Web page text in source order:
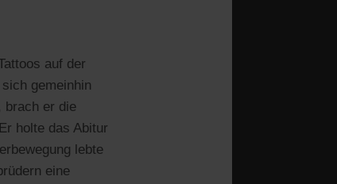
auf der
gemeinhin
brach er die
holte das Abitur
lebte
eine